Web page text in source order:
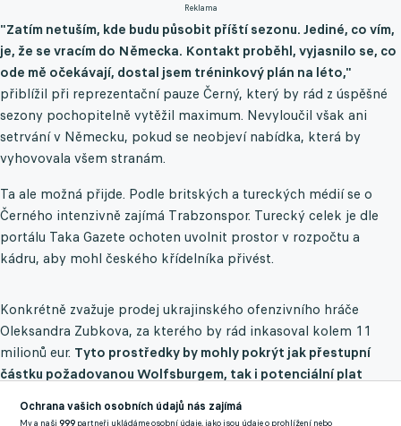
Reklama
"Zatím netuším, kde budu působit příští sezonu. Jediné, co vím,
je, že se vracím do Německa. Kontakt proběhl, vyjasnilo se, co
ode mě očekávají, dostal jsem tréninkový plán na léto,"
přiblížil při reprezentační pauze Černý, který by rád z úspěšné
sezony pochopitelně vytěžil maximum. Nevyloučil však ani
setrvání v Německu, pokud se neobjeví nabídka, která by
vyhovovala všem stranám.
Ta ale možná přijde. Podle britských a tureckých médií se o
Černého intenzivně zajímá Trabzonspor. Turecký celek je dle
portálu Taka Gazete ochoten uvolnit prostor v rozpočtu a
kádru, aby mohl českého křídelníka přivést.
Konkrétně zvažuje prodej ukrajinského ofenzivního hráče
Oleksandra Zubkova, za kterého by rád inkasoval kolem 11
milionů eur. Tyto prostředky by mohly pokrýt jak přestupní
částku požadovanou Wolfsburgem, tak i potenciální plat
eur ročně.
Ochrana vašich osobních údajů nás zajímá
My a naši999 partneři ukládáme osobní údaje, jako jsou údaje o prohlížení nebo